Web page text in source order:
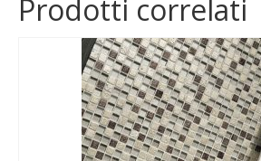
Prodotti correlati